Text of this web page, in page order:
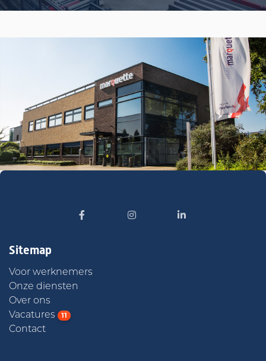
Sitemap
Voor werknemers
Onze diensten
Over ons
Vacatures
11
Contact